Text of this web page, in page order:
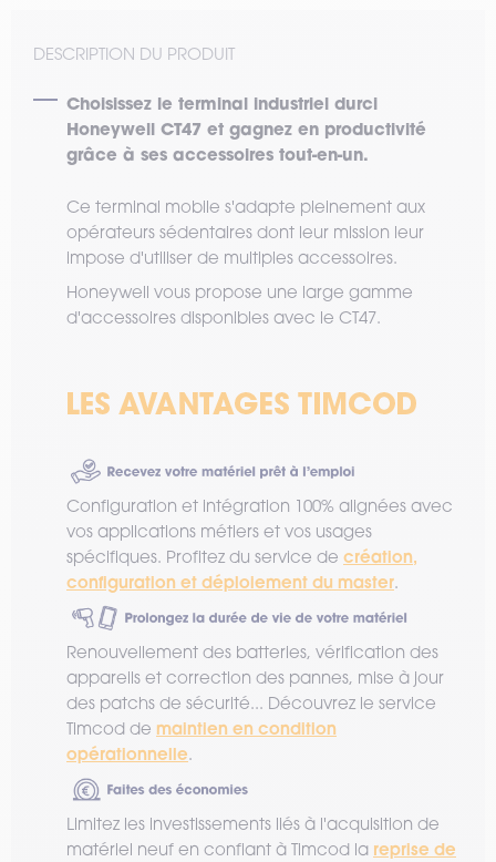
DESCRIPTION DU PRODUIT
Choisissez le terminal industriel durci
Honeywell CT47 et gagnez en productivité
grâce à ses accessoires tout-en-un.
Ce terminal mobile s'adapte pleinement aux
opérateurs sédentaires dont leur mission leur
impose d'utiliser de multiples accessoires.
Honeywell vous propose une large gamme
d'accessoires disponibles avec le CT47.
Configuration et intégration 100% alignées avec
vos applications métiers et vos usages
spécifiques. Profitez du service de création,
configuration et déploiement du master.
Renouvellement des batteries, vérification des
appareils et correction des pannes, mise à jour
des patchs de sécurité... Découvrez le service
Timcod de maintien en condition
opérationnelle.
Limitez les investissements liés à l'acquisition de
matériel neuf en confiant à Timcod la reprise de